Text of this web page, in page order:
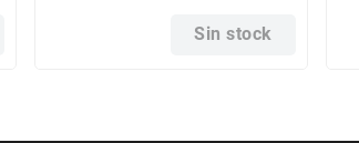
Sin stock